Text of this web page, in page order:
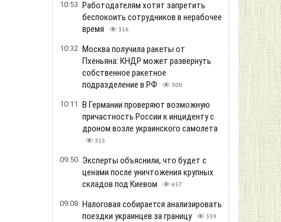
10:53 Работодателям хотят запретить
беспокоить сотрудников в нерабочее
время
316
10:32 Москва получила ракеты от
Пхеньяна: КНДР может развернуть
собственное ракетное
подразделение в РФ
300
10:11 В Германии проверяют возможную
причастность России к инциденту с
дроном возле украинского самолета
315
09:50 Эксперты объяснили, что будет с
ценами после уничтожения крупных
складов под Киевом
657
09:08 Налоговая собирается анализировать
поездки украинцев за границу
339